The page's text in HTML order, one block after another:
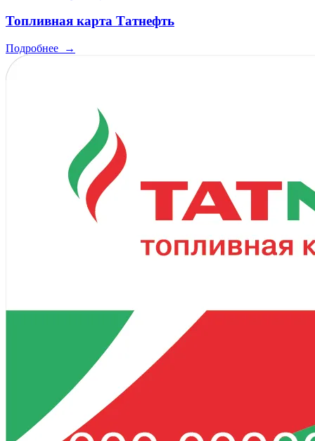
Топливная карта Татнефть
Подробнее →